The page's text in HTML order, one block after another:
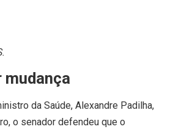
mudança
da Saúde, Alexandre Padilha,
o senador defendeu que o